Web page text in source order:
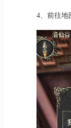
4、前往地